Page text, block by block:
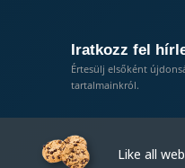
Iratkozz fel
Értesülj elsőként
tartalmainkról.
Like all